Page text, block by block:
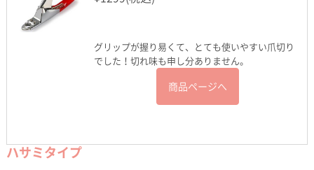
グリップが握り易くて、とても使いやすい爪切り
でした！切れ味も申し分ありません。
商品ページへ
ハサミタイプ